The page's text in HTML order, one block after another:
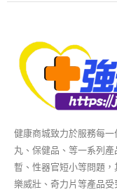
健康商城致力於服務每
丸、保健品、等一系列
暫、性器官短小等問題
樂威壯、奇力片等產品